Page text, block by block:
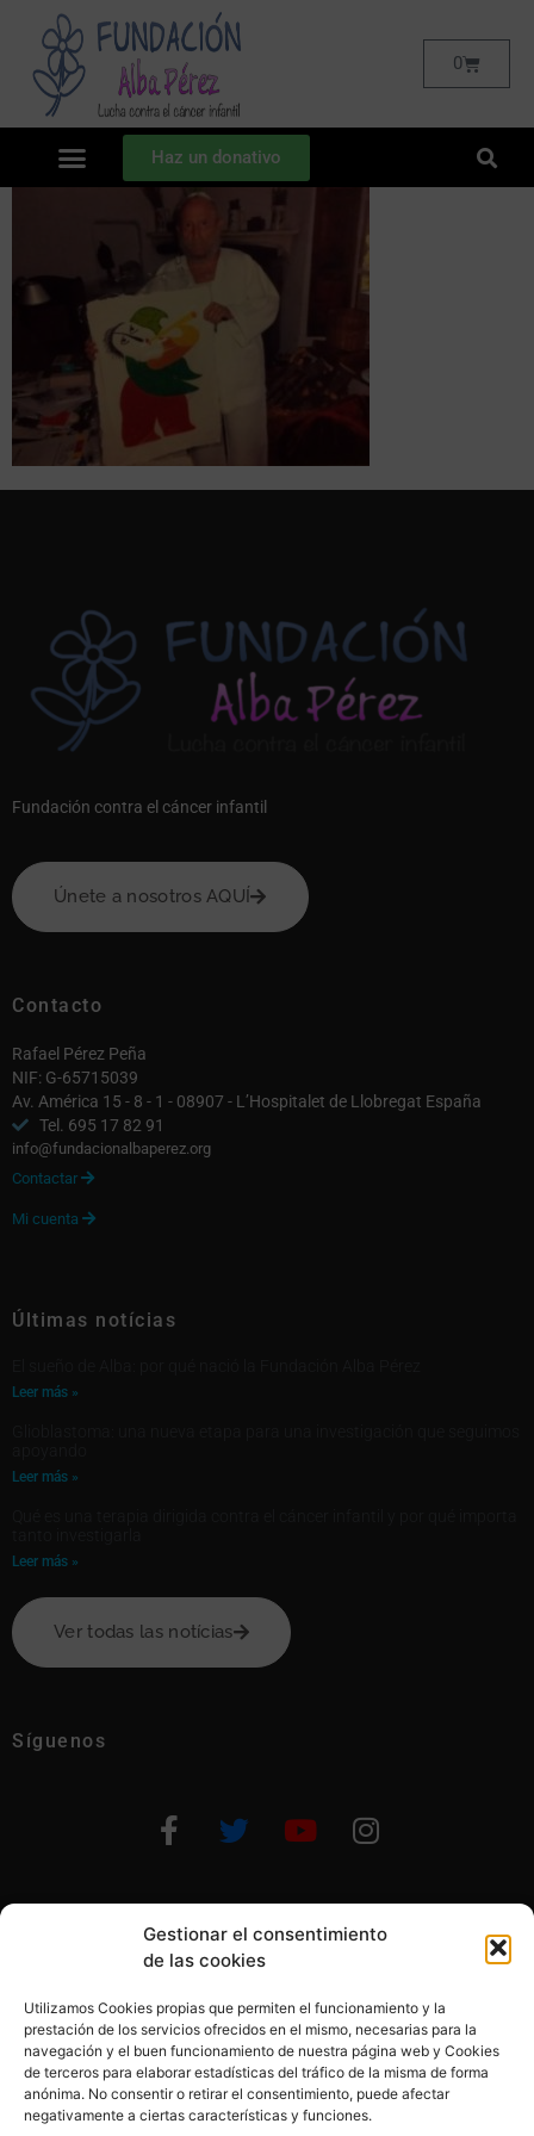
Gestionar el consentimiento
de las cookies
Utilizamos Cookies propias que permiten el funcionamiento y la
prestación de los servicios ofrecidos en el mismo, necesarias para la
navegación y el buen funcionamiento de nuestra página web y Cookies
de terceros para elaborar estadísticas del tráfico de la misma de forma
anónima. No consentir o retirar el consentimiento, puede afectar
negativamente a ciertas características y funciones.
0
Haz un donativo
Fundación contra el cáncer infantil
Únete a nosotros AQUÍ
Contacto
Rafael Pérez Peña
NIF: G-65715039
Av. América 15 - 8 - 1 - 08907 - L’Hospitalet de Llobregat España
Tel. 695 17 82 91
info@fundacionalbaperez.org
Contactar 
Mi cuenta 
Últimas notícias
Leer más »
Leer más »
Leer más »
Ver todas las notícias
Síguenos
Otras formas de ayudar
© 2020, Fundación Alba Pérez. All Rights Reserved